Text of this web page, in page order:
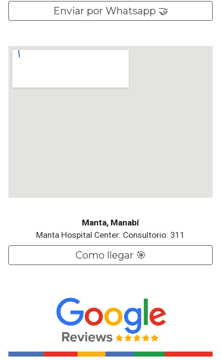
Enviar por Whatsapp 🤝
Manta, Manabí
Manta Hospital Center: Consultorio: 311
Como llegar 🎯